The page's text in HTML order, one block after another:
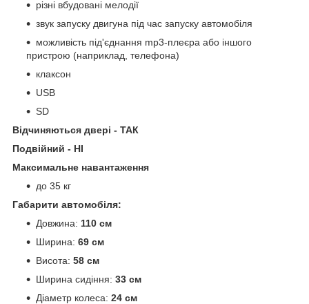
різні вбудовані мелодії
звук запуску двигуна під час запуску автомобіля
можливість під'єднання mp3-плеєра або іншого
пристрою (наприклад, телефона)
клаксон
USB
SD
Відчиняються двері - ТАК
Подвійний - НІ
Максимальне навантаження
до 35 кг
Габарити автомобіля:
Довжина: 110 см
Ширина: 69 см
Висота: 58 см
Ширина сидіння: 33 см
Діаметр колеса: 24 см